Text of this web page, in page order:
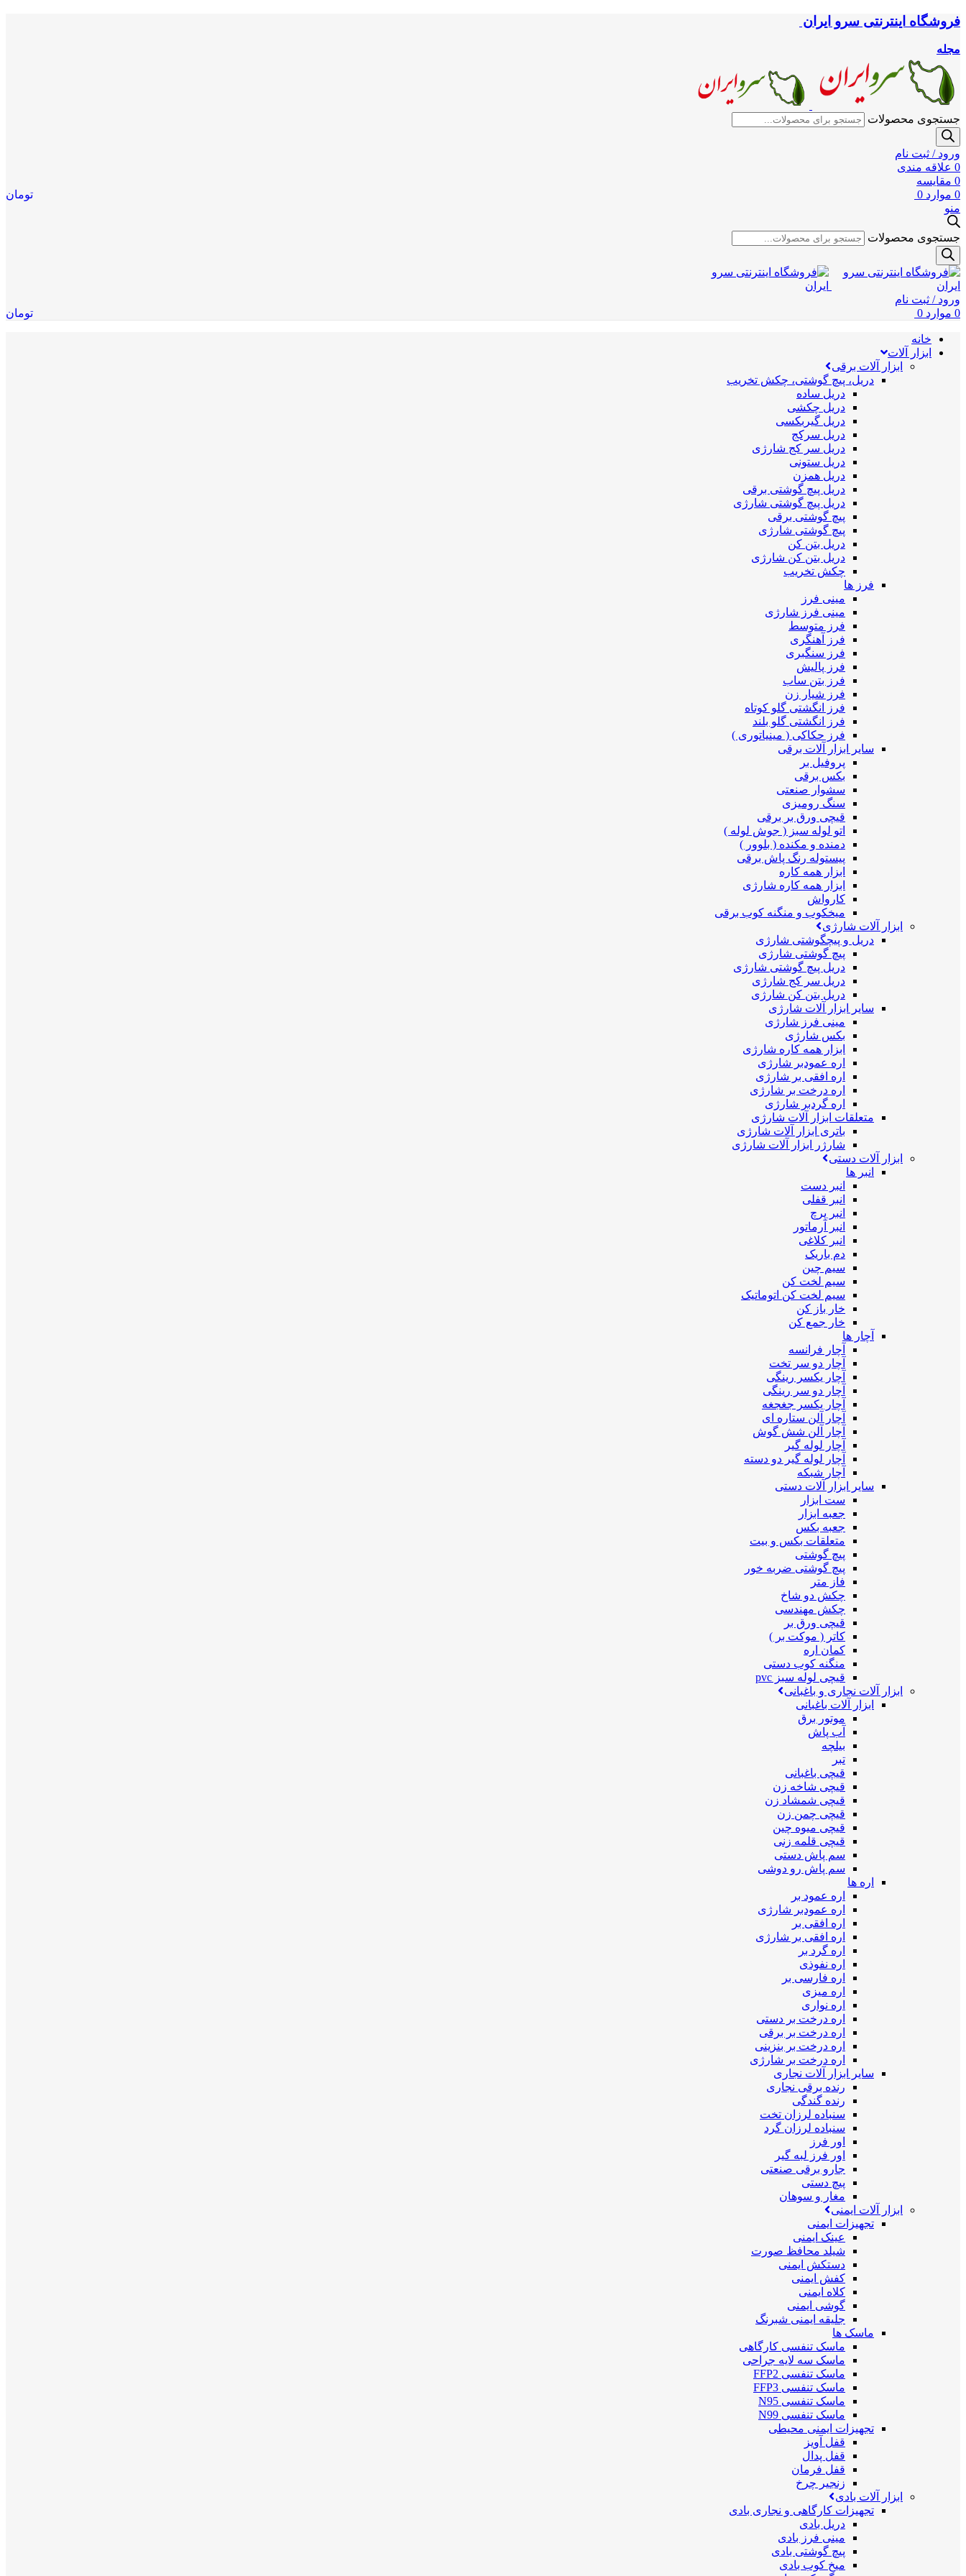
فروشگاه اینترنتی سرو ایران
مجله
جستجوی محصولات
ورود / ثبت نام
0 علاقه مندی
0 مقایسه
0 موارد 0
تومان
منو
جستجوی محصولات
ورود / ثبت نام
0 موارد 0 تومان
خانه
ابزار آلات
ابزار آلات برقی
دریل، پیچ گوشتی، چکش تخریب
دریل ساده
دریل چکشی
دریل گیربکسی
دریل سرکج
دریل سر کج شارژی
دریل ستونی
دریل همزن
دریل پیچ گوشتی برقی
دریل پیچ گوشتی شارژی
پیچ گوشتی برقی
پیچ گوشتی شارژی
دریل بتن کن
دریل بتن کن شارژی
چکش تخریب
فرز ها
مینی فرز
مینی فرز شارژی
فرز متوسط
فرز آهنگری
فرز سنگبری
فرز پالیش
فرز بتن ساب
فرز شیار زن
فرز انگشتی گلو کوتاه
فرز انگشتی گلو بلند
فرز حکاکی ( مینیاتوری )
سایر ابزار آلات برقی
پروفیل بر
بکس برقی
سشوار صنعتی
سنگ رومیزی
قیچی ورق بر برقی
اتو لوله سبز ( جوش لوله )
دمنده و مکنده ( بلوور )
پیستوله رنگ پاش برقی
ابزار همه کاره
ابزار همه کاره شارژی
کارواش
میخکوب و منگنه کوب برقی
ابزار آلات شارژی
دریل و پیچگوشتی شارژی
پیچ گوشتی شارژی
دریل پیچ گوشتی شارژی
دریل سر کج شارژی
دریل بتن کن شارژی
سایر ابزار آلات شارژی
مینی فرز شارژی
بکس شارژی
ابزار همه کاره شارژی
اره عمودبر شارژی
اره افقی بر شارژی
اره درخت بر شارژی
اره گردبر شارژی
متعلقات ابزار آلات شارژی
باتری ابزار آلات شارژی
شارژر ابزار آلات شارژی
ابزار آلات دستی
انبر ها
انبر دست
انبر قفلی
انبر پرچ
انبر آرماتور
انبر کلاغی
دم باریک
سیم چین
سیم لخت کن
سیم لخت کن اتوماتیک
خار باز کن
خار جمع کن
آچار ها
آچار فرانسه
آچار دو سر تخت
آچار یکسر رینگی
آچار دو سر رینگی
آچار یکسر جغجغه
آچار آلن ستاره ای
آچار آلن شش گوش
آچار لوله گیر
آچار لوله گیر دو دسته
آچار شبکه
سایر ابزار آلات دستی
ست ابزار
جعبه ابزار
جعبه بکس
متعلقات بکس و بیت
پیچ گوشتی
پیچ گوشتی ضربه خور
فاز متر
چکش دو شاخ
چکش مهندسی
قیچی ورق بر
کاتر ( موکت بر )
کمان اره
منگنه کوب دستی
قیچی لوله سبز pvc
ابزار آلات نجاری و باغبانی
ابزار آلات باغبانی
موتور برق
آب پاش
بیلچه
تبر
قیچی باغبانی
قیچی شاخه زن
قیچی شمشاد زن
قیچی چمن زن
قیچی میوه چین
قیچی قلمه زنی
سم پاش دستی
سم پاش رو دوشی
اره ها
اره عمود بر
اره عمودبر شارژی
اره افقی بر
اره افقی بر شارژی
اره گرد بر
اره نفوذی
اره فارسی بر
اره میزی
اره نواری
اره درخت بر دستی
اره درخت بر برقی
اره درخت بر بنزینی
اره درخت بر شارژی
سایر ابزار آلات نجاری
رنده برقی نجاری
رنده گندگی
سنباده لرزان تخت
سنباده لرزان گرد
اور فرز
اور فرز لبه گیر
جارو برقی صنعتی
پیچ دستی
مغار و سوهان
ابزار آلات ایمنی
تجهیزات ایمنی
عینک ایمنی
شیلد محافظ صورت
دستکش ایمنی
کفش ایمنی
کلاه ایمنی
گوشی ایمنی
جلیقه ایمنی شبرنگ
ماسک ها
ماسک تنفسی کارگاهی
ماسک سه لایه جراحی
ماسک تنفسی FFP2
ماسک تنفسی FFP3
ماسک تنفسی N95
ماسک تنفسی N99
تجهیزات ایمنی محیطی
قفل آویز
قفل پدال
قفل فرمان
زنجیر چرخ
ابزار آلات بادی
تجهیزات کارگاهی و نجاری بادی
دریل بادی
مینی فرز بادی
پیچ گوشتی بادی
میخ کوب بادی